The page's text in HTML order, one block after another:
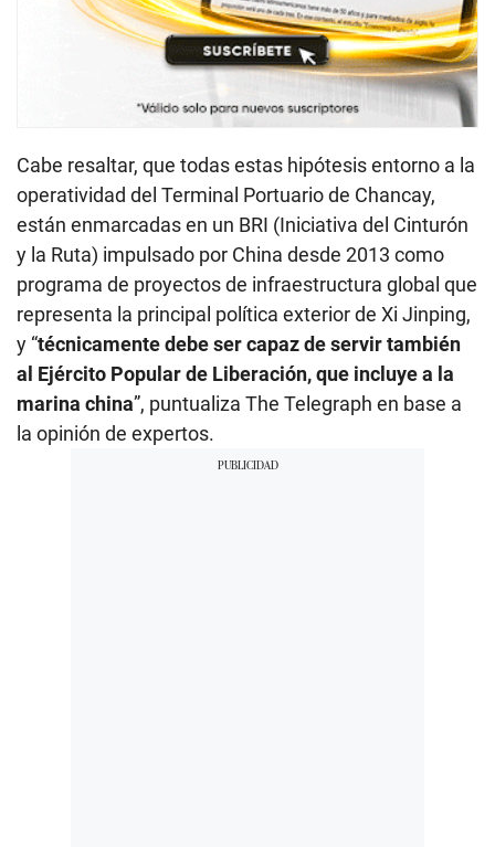
Cabe resaltar, que todas estas hipótesis entorno a la
operatividad del Terminal Portuario de Chancay,
están enmarcadas en un BRI (Iniciativa del Cinturón
y la Ruta) impulsado por China desde 2013 como
programa de proyectos de infraestructura global que
representa la principal política exterior de Xi Jinping,
y “técnicamente debe ser capaz de servir también
al Ejército Popular de Liberación, que incluye a la
marina china”, puntualiza The Telegraph en base a
la opinión de expertos.